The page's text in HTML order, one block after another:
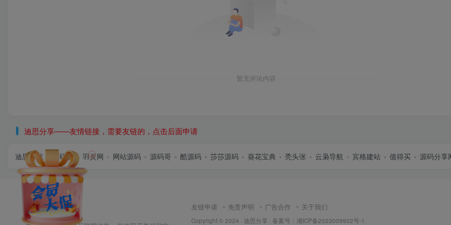
×
暂无评论内容
迪思分享——友情链接，需要友链的，点击后面申请
迪思导航 首码逸 羽灵网 网站源码 源码哥 酷源码 莎莎源码 葵花宝典 秃头张 云枭导航 宾格建站 值得买 源码分享
友链申请 免责声明 广告合作 关于我们
Copyright © 2024 · 迪思分享 · 备案号： 湘ICP备2023009932号-1